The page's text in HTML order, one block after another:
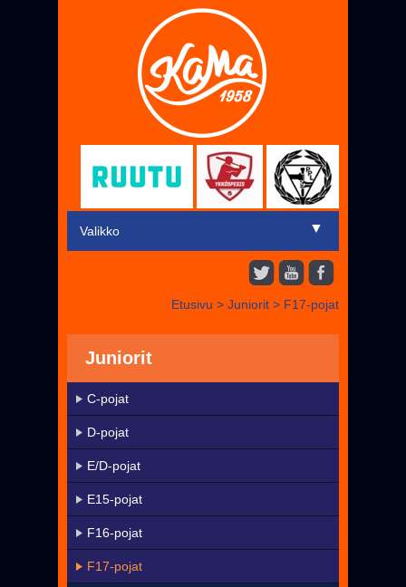
Valikko ▼
▼
KaMa-VIP
Yhteystiedot
Harrastetoiminta ▼
Uutiset
Etusivu > Juniorit > F17-pojat
Juniorit
C-pojat
D-pojat
E/D-pojat
E15-pojat
F16-pojat
F17-pojat